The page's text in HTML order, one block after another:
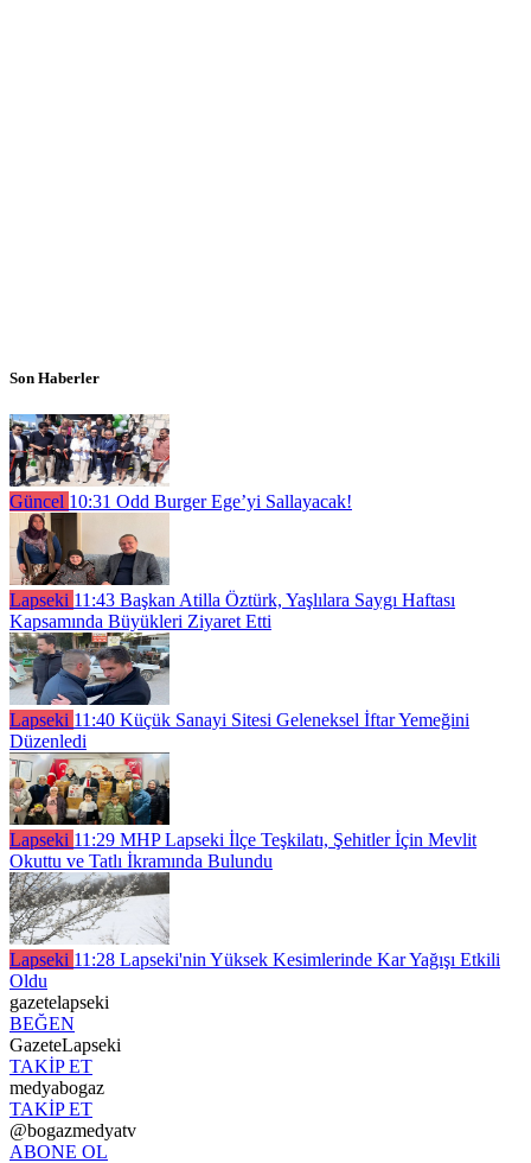
Son Haberler
Güncel 10:31 Odd Burger Ege’yi Sallayacak!
Lapseki 11:43 Başkan Atilla Öztürk, Yaşlılara Saygı Haftası
Kapsamında Büyükleri Ziyaret Etti
Lapseki 11:40 Küçük Sanayi Sitesi Geleneksel İftar Yemeğini
Düzenledi
Lapseki 11:29 MHP Lapseki İlçe Teşkilatı, Şehitler İçin Mevlit
Okuttu ve Tatlı İkramında Bulundu
Lapseki 11:28 Lapseki'nin Yüksek Kesimlerinde Kar Yağışı Etkili
Oldu
gazetelapseki
BEĞEN
GazeteLapseki
TAKİP ET
medyabogaz
TAKİP ET
@bogazmedyatv
ABONE OL